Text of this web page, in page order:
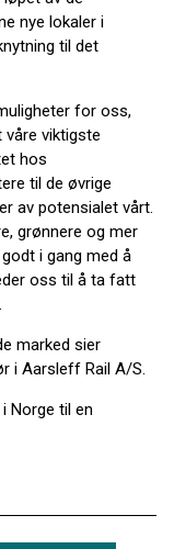
nye lokaler i
til det
for oss,
viktigste
hos
til de øvrige
av potensialet vårt.
grønnere og mer
i gang med å
oss til å ta fatt
marked sier
i Aarsleff Rail A/S.
Norge til en